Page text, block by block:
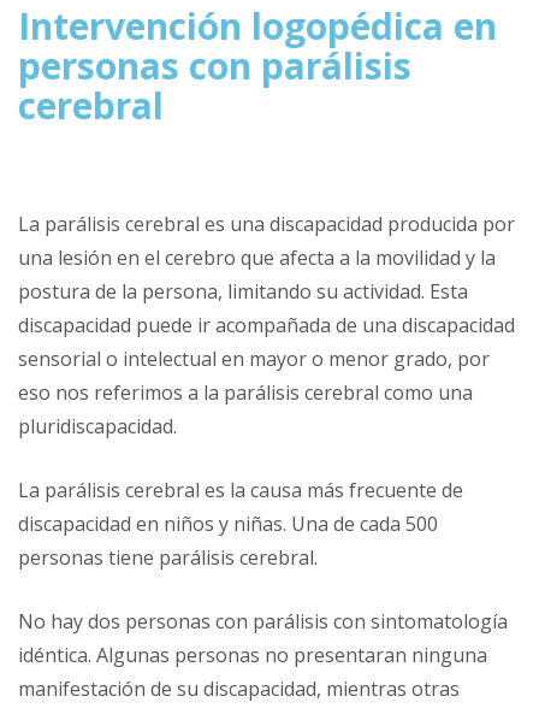
Intervención logopédica en
personas con parálisis
cerebral
La parálisis cerebral es una discapacidad producida por
una lesión en el cerebro que afecta a la movilidad y la
postura de la persona, limitando su actividad. Esta
discapacidad puede ir acompañada de una discapacidad
sensorial o intelectual en mayor o menor grado, por
eso nos referimos a la parálisis cerebral como una
pluridiscapacidad.
La parálisis cerebral es la causa más frecuente de
discapacidad en niños y niñas. Una de cada 500
personas tiene parálisis cerebral.
No hay dos personas con parálisis con sintomatología
idéntica. Algunas personas no presentaran ninguna
manifestación de su discapacidad, mientras otras